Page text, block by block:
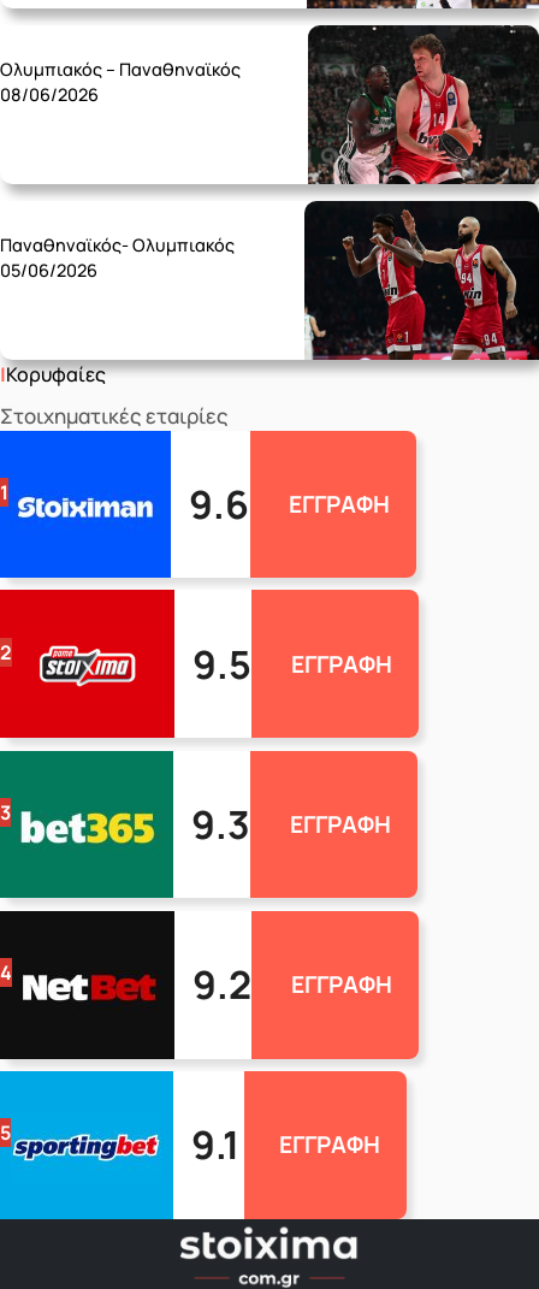
Ολυμπιακός – Παναθηναϊκός
08/06/2026
Παναθηναϊκός- Ολυμπιακός
05/06/2026
Κορυφαίες
Στοιχηματικές εταιρίες
1 9.6 ΕΓΓΡΑΦΗ
2 9.5 ΕΓΓΡΑΦΗ
3 9.3 ΕΓΓΡΑΦΗ
4 9.2 ΕΓΓΡΑΦΗ
5 9.1 ΕΓΓΡΑΦΗ